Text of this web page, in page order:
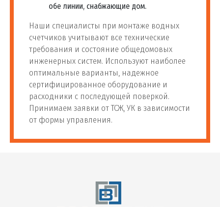
обе линии, снабжающие дом.
Наши специалисты при монтаже водных
счетчиков учитывают все технические
требования и состояние общедомовых
инженерных систем. Используют наиболее
оптимальные варианты, надежное
сертифицированное оборудование и
расходники с последующей поверкой.
Принимаем заявки от ТСЖ, УК в зависимости
от формы управления.